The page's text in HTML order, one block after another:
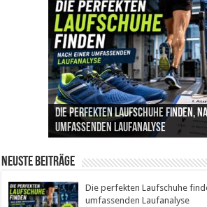
Die perfekten Laufschuhe finden,
umfassenden Laufanalyse
Intelligente ZYCLE-Bikes: Indoor-
Präzision, Leistung und Vertrauen
Insemination (IUI): Ablauf,
Kosten im Überblick
Cannabis als Medizin: Wie es
und Schlaf im Alltag beeinflusst
Leben mit Inkontinenz: Tipps für
Sicherheit im Alltag
Neuste Beiträge
Die perfekten Laufschuhe
umfassenden Laufanalyse